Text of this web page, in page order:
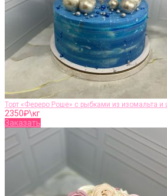
Торт «Фереро Роше» с рыбками из изомальта
2350₽\кг
Заказать